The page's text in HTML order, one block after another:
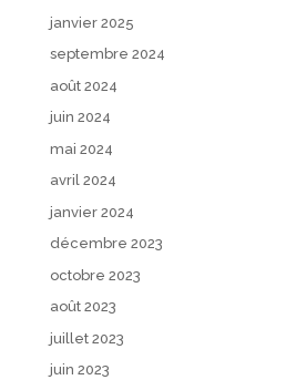
janvier 2025
septembre 2024
août 2024
juin 2024
mai 2024
avril 2024
janvier 2024
décembre 2023
octobre 2023
août 2023
juillet 2023
juin 2023